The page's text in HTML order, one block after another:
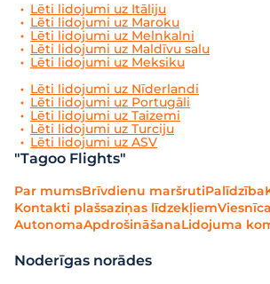
Lēti lidojumi uz Itāliju
Lēti lidojumi uz Maroku
Lēti lidojumi uz Melnkalni
Lēti lidojumi uz Maldīvu salu
Lēti lidojumi uz Meksiku
Lēti lidojumi uz Nīderlandi
Lēti lidojumi uz Portugāli
Lēti lidojumi uz Taizemi
Lēti lidojumi uz Turciju
Lēti lidojumi uz ASV
"Tagoo Flights"
Par mumsBrīvdienu maršrutiPalīdzība
Kontakti plašsaziņas līdzekļiem
AutonomaApdrošināšanaLidojuma
Noderīgas norādes